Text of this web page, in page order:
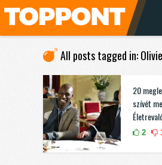
All posts tagged in:
20
szívét
2